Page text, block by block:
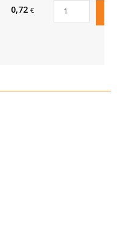
0,72 €